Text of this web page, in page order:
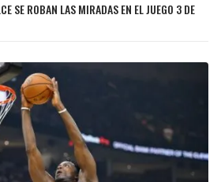
SE ROBAN LAS MIRADAS EN EL JUEGO 3 DE